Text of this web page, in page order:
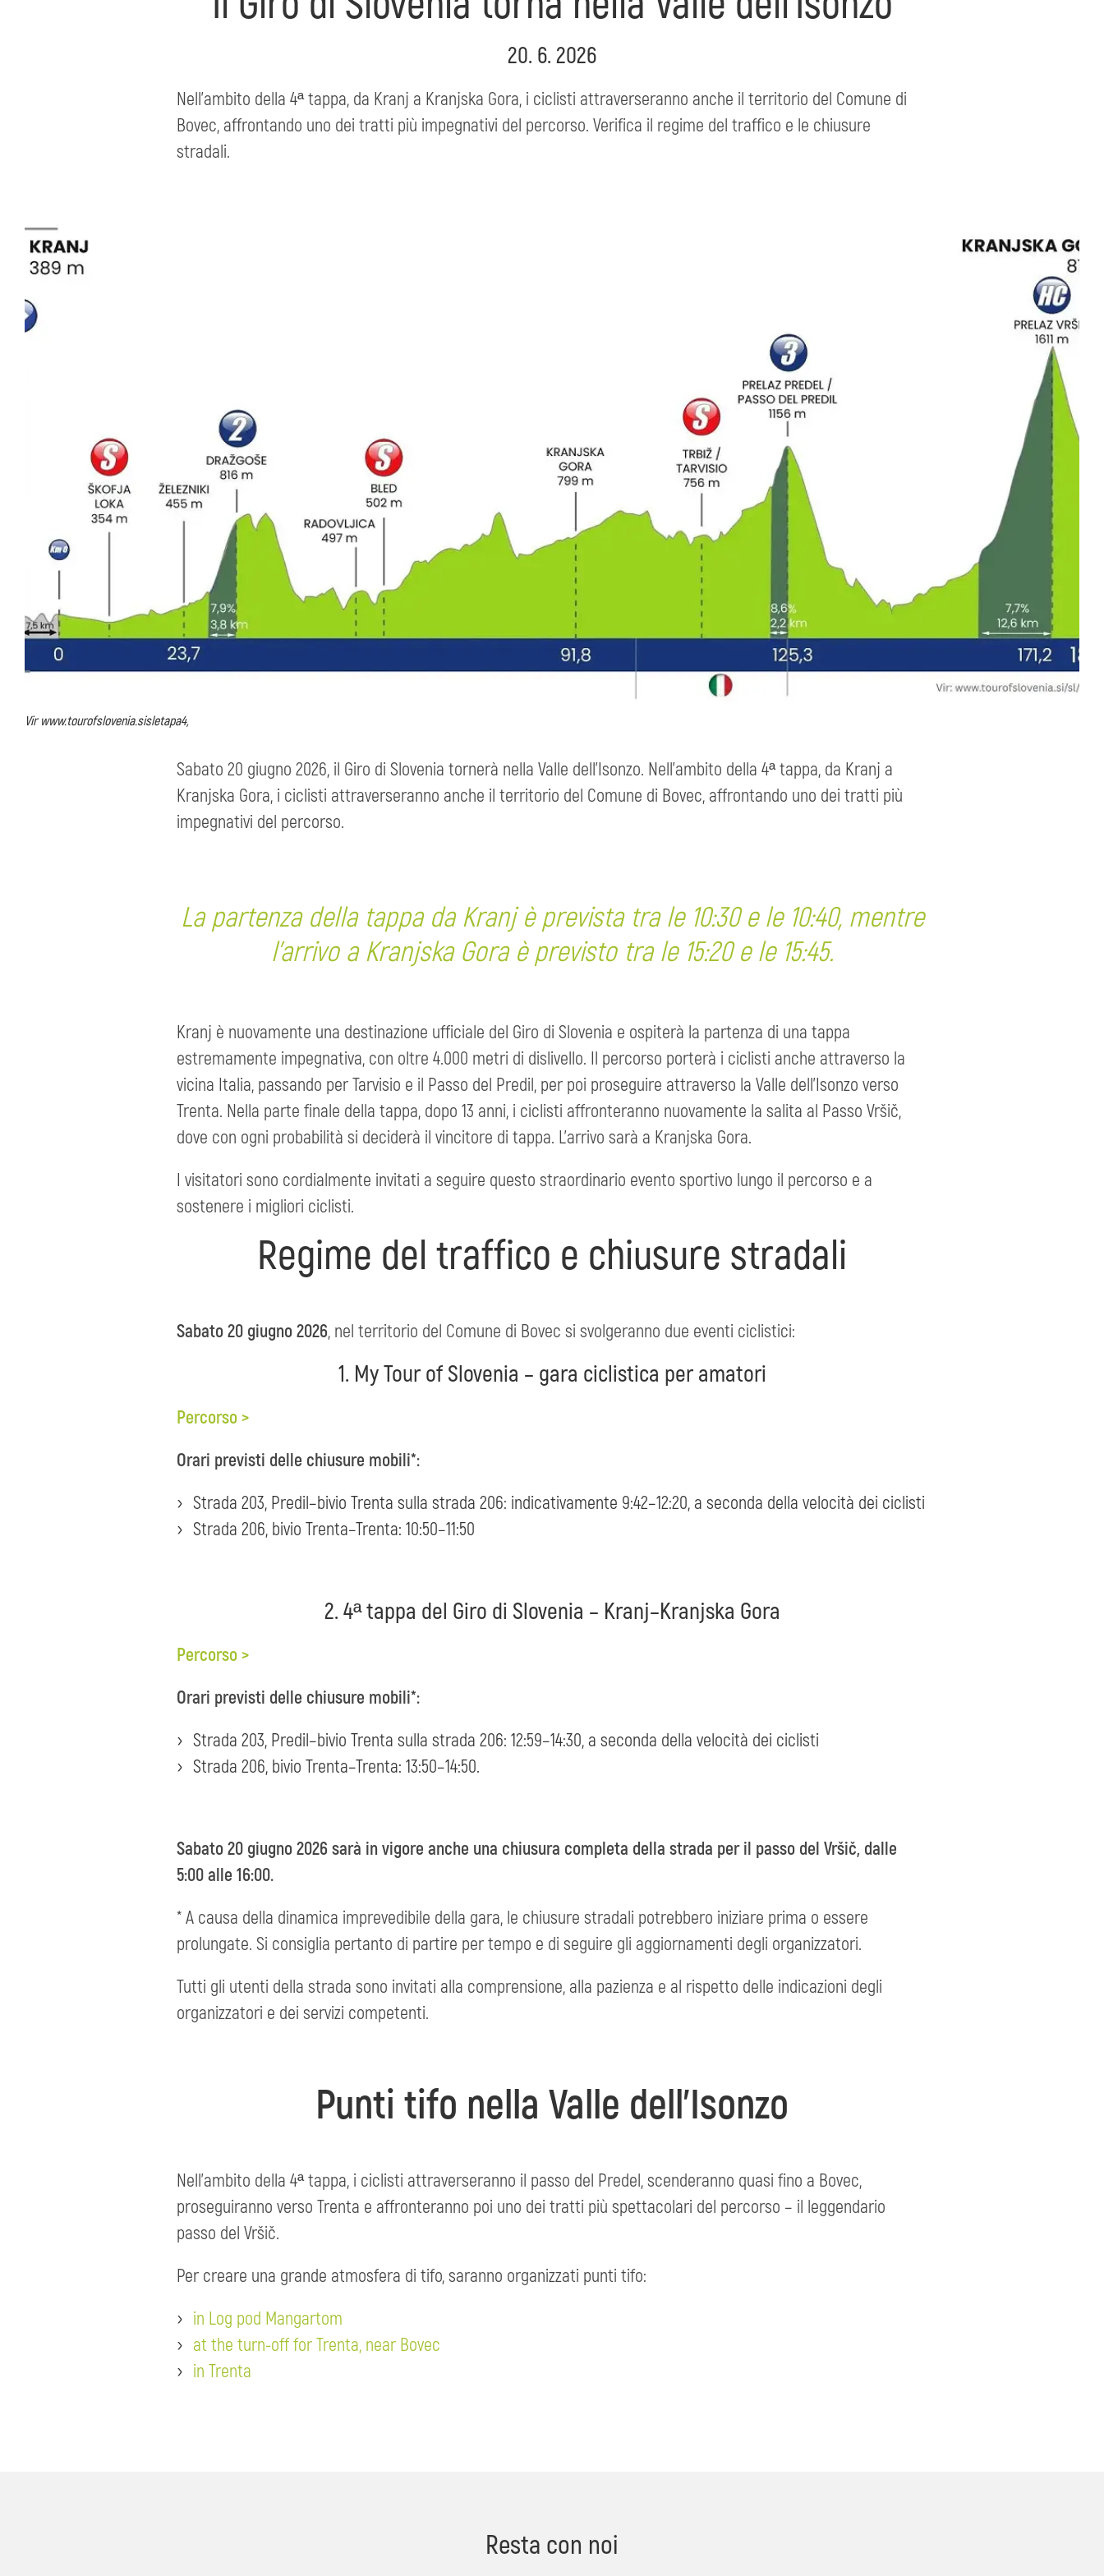
20. 6. 2026
Nell’ambito della 4ª tappa, da Kranj a Kranjska Gora, i ciclisti attraverseranno anche il territorio del Comune di
Bovec, affrontando uno dei tratti più impegnativi del percorso. Verifica il regime del traffico e le chiusure
stradali.
Vir www.tourofslovenia.sisletapa4,
Sabato 20 giugno 2026, il Giro di Slovenia tornerà nella Valle dell’Isonzo. Nell’ambito della 4ª tappa, da Kranj a
Kranjska Gora, i ciclisti attraverseranno anche il territorio del Comune di Bovec, affrontando uno dei tratti più
impegnativi del percorso.
La partenza della tappa da Kranj è prevista tra le 10:30 e le 10:40, mentre
l’arrivo a Kranjska Gora è previsto tra le 15:20 e le 15:45.
Kranj è nuovamente una destinazione ufficiale del Giro di Slovenia e ospiterà la partenza di una tappa
estremamente impegnativa, con oltre 4.000 metri di dislivello. Il percorso porterà i ciclisti anche attraverso la
vicina Italia, passando per Tarvisio e il Passo del Predil, per poi proseguire attraverso la Valle dell’Isonzo verso
Trenta. Nella parte finale della tappa, dopo 13 anni, i ciclisti affronteranno nuovamente la salita al Passo Vršič,
dove con ogni probabilità si deciderà il vincitore di tappa. L’arrivo sarà a Kranjska Gora.
I visitatori sono cordialmente invitati a seguire questo straordinario evento sportivo lungo il percorso e a
sostenere i migliori ciclisti.
Regime del traffico e chiusure stradali
Sabato 20 giugno 2026, nel territorio del Comune di Bovec si svolgeranno due eventi ciclistici:
1. My Tour of Slovenia – gara ciclistica per amatori
Percorso >
Orari previsti delle chiusure mobili*:
Strada 203, Predil–bivio Trenta sulla strada 206: indicativamente 9:42–12:20, a seconda della velocità dei ciclisti
Strada 206, bivio Trenta–Trenta: 10:50–11:50
2. 4ª tappa del Giro di Slovenia – Kranj–Kranjska Gora
Percorso >
Orari previsti delle chiusure mobili*:
Strada 203, Predil–bivio Trenta sulla strada 206: 12:59–14:30, a seconda della velocità dei ciclisti
Strada 206, bivio Trenta–Trenta: 13:50–14:50.
Sabato 20 giugno 2026 sarà in vigore anche una chiusura completa della strada per il passo del Vršič, dalle
5:00 alle 16:00.
* A causa della dinamica imprevedibile della gara, le chiusure stradali potrebbero iniziare prima o essere
prolungate. Si consiglia pertanto di partire per tempo e di seguire gli aggiornamenti degli organizzatori.
Tutti gli utenti della strada sono invitati alla comprensione, alla pazienza e al rispetto delle indicazioni degli
organizzatori e dei servizi competenti.
Punti tifo nella Valle dell’Isonzo
Nell’ambito della 4ª tappa, i ciclisti attraverseranno il passo del Predel, scenderanno quasi fino a Bovec,
proseguiranno verso Trenta e affronteranno poi uno dei tratti più spettacolari del percorso – il leggendario
passo del Vršič.
Per creare una grande atmosfera di tifo, saranno organizzati punti tifo:
in Log pod Mangartom
at the turn-off for Trenta, near Bovec
in Trenta
Resta con noi